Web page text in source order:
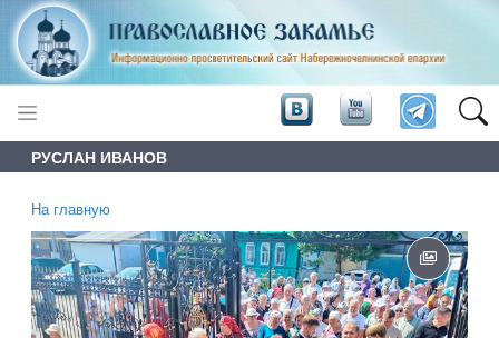
РУСЛАН ИВАНОВ
На главную